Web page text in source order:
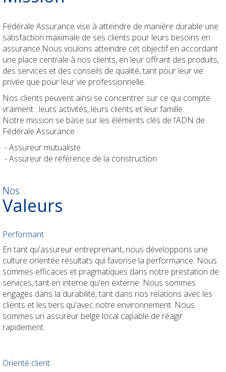
Vos finances
Check-up Assurances
Dirigeant d'entreprise
Vos chantiers
Check-up Assurances
Votre déclaration de sinistre
Fédérale Assurance vise à atteindre de manière durable une
satisfaction maximale de ses clients pour leurs besoins en
assurance.Nous voulons atteindre cet objectif en accordant
une place centrale à nos clients, en leur offrant des produits,
des services et des conseils de qualité, tant pour leur vie
privée que pour leur vie professionnelle.
Nos clients peuvent ainsi se concentrer sur ce qui compte
vraiment : leurs activités, leurs clients et leur famille.
Notre mission se base sur les éléments clés de l’ADN de
Fédérale Assurance :
- Assureur mutualiste
- Assureur de référence de la construction
Nos
Valeurs
Performant
En tant qu'assureur entreprenant, nous développons une
culture orientée résultats qui favorise la performance. Nous
sommes efficaces et pragmatiques dans notre prestation de
services, tant en interne qu'en externe. Nous sommes
engagés dans la durabilité, tant dans nos relations avec les
clients et les tiers qu'avec notre environnement. Nous
sommes un assureur belge local capable de réagir
rapidement.
Orienté client